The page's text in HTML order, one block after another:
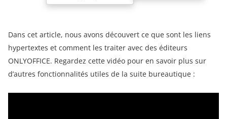
Dans cet article, nous avons découvert ce que sont les liens
hypertextes et comment les traiter avec des éditeurs
ONLYOFFICE. Regardez cette vidéo pour en savoir plus sur
d’autres fonctionnalités utiles de la suite bureautique :